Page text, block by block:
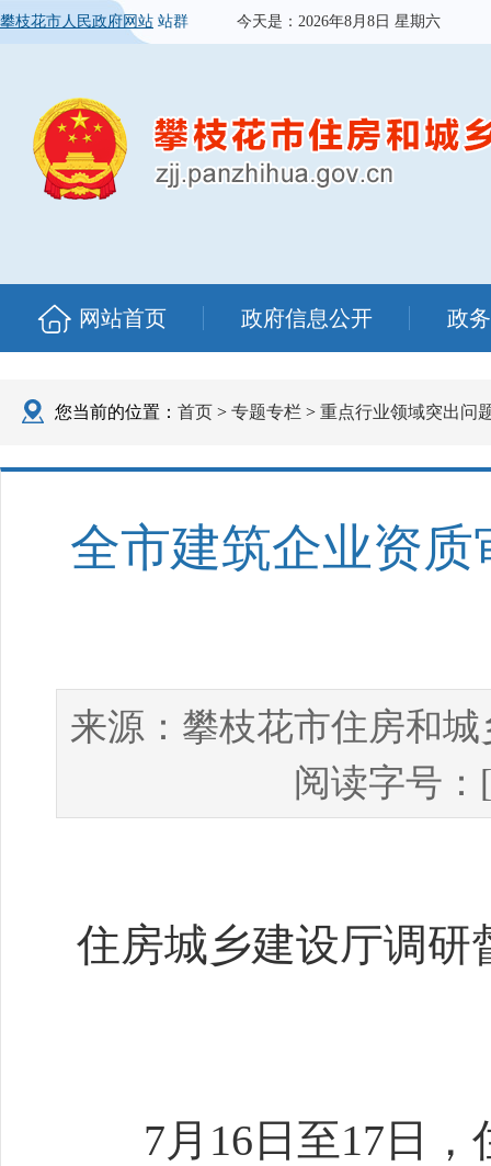
攀枝花市人民政府网站 站群 今天是： 2026年8月8日 星期六
网站首页 政府信息公开 政
您当前的位置： 首页 > 专题专栏 > 重点行业领域突出问
全市建筑企业资
来源： 攀枝花市住房和
阅读字号
住房城乡建设厅调研
7月16日至17日，